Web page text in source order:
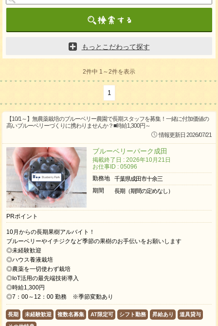
もっとこだわって探す
2件中 1～2件を表示
1
【10/1～】無農薬栽培のブルーベリー農園で長期スタッフを募集！一緒に付加価値の
高いブルーベリーづくりに携わりませんか？■時給1,300円～
情報更新日 2026/07/21
ブルーベリーパーク成田
掲載終了日 : 2026年10月21日
お仕事ID : 05096
勤務地
千葉県成田市十余三
期間
長期（期間の定めなし）
PRポイント
10月からの長期果樹アルバイト！
ブルーベリーやイチジクなど季節の果樹のお手伝いをお願いします
◎未経験歓迎
◎ハウス養液栽培
◎農薬を一切使わず栽培
◎IoT活用の最先端技術導入
◎時給1,300円
◎7：00～12：00 勤務 ※季節変動あり
長期 未経験歓迎 複数名募集 AT限定可 シフト勤務 昇給あり 道具貸与